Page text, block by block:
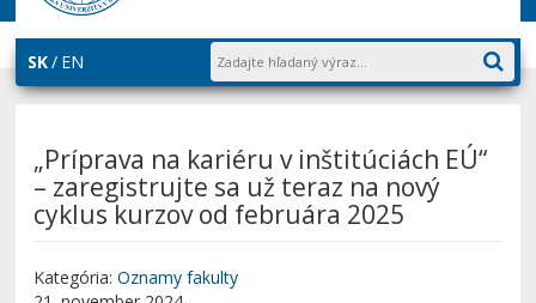
SK EN
„Príprava na kariéru v inštitúciách EÚ“
– zaregistrujte sa už teraz na nový
cyklus kurzov od februára 2025
Kategória:Oznamy fakulty